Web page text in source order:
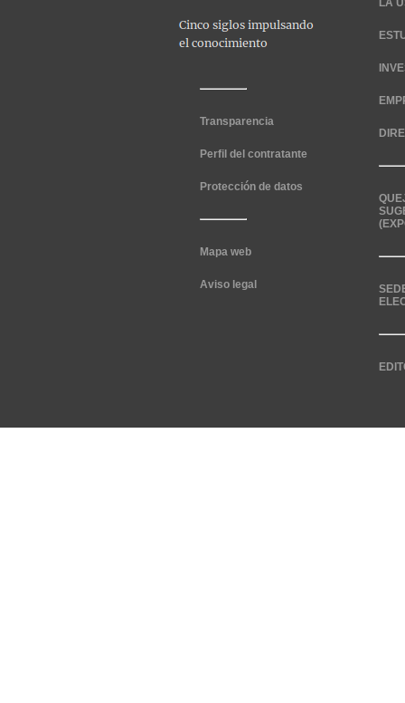
Transparencia
Perfil del contratante
Protección de datos
Mapa web
Aviso legal
LA